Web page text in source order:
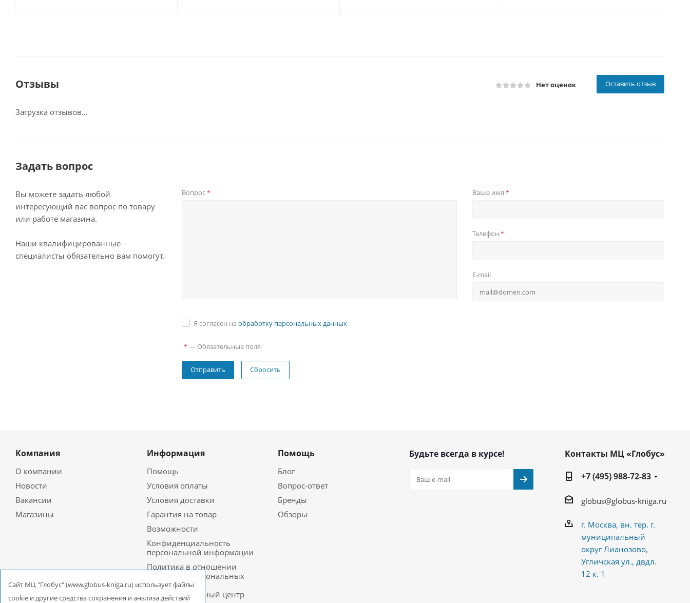
Отзывы Нет оценок Оставить отзыв
Загрузка отзывов...
Задать вопрос
Вы можете задать любой
интересующий вас вопрос по товару
или работе магазина.
Наши квалифицированные
специалисты обязательно вам помогут.
Вопрос* Ваше имя *
Телефон *
E-mail
Я согласен на обработку персональных данных
* — Обязательные поля
Сбросить
Компания
О компании
Новости
Вакансии
Магазины
Информация
Помощь
Условия оплаты
Условия доставки
Гарантия на товар
Возможности
Конфиденциальность
персональной информации
Политика в отношении
обработки персональных
данных в ООО
Межрегиональный центр
Помощь
Блог
Вопрос-ответ
Бренды
Обзоры
Будьте всегда в курсе!
Контакты МЦ «Глобус»
+7 (495) 988-72-83
globus@globus-kniga.ru
г. Москва, вн. тер. г.
муниципальный
округ Лианозово,
Угличская ул., двдл.
12 к. 1
Cайт МЦ "Глобус" (www.globus-kniga.ru) использует файлы
cookie и другие средства сохранения и анализа действий